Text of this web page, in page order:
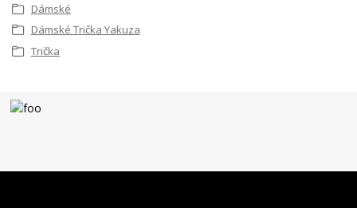
Dámské
Dámské Trička Yakuza
Trička